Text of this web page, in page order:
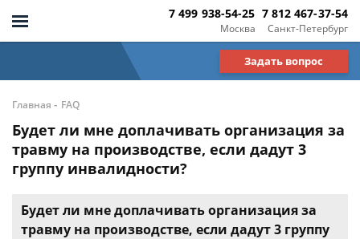
Москва
7 499 938-54-25
Санкт-Петербург
7 812 467-37-54
Задать вопрос
Главная - FAQ
Будет ли мне доплачивать организация за
травму на производстве, если дадут 3
группу инвалидности?
Будет ли мне доплачивать организация за
травму на производстве, если дадут 3 группу